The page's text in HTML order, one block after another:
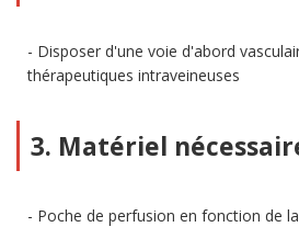
Disposer d'une voie d'abord
thérapeutiques intraveineuses
3. Matériel
Poche de perfusion en fonction de